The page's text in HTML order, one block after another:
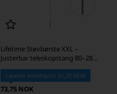
Lifetime Støvbørste XXL –
Justerbar teleskopstang 80–280
cm, Orange
Laveste enhetspris: 61,25 NOK
73,75 NOK